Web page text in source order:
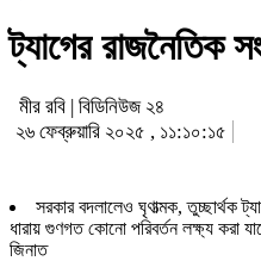
ট্যাগের রাজনৈতিক
মীর রবি | বিডিনিউজ ২৪
২৬ ফেব্রুয়ারি ২০২৫ , ১১:১০:১৫
সরকার বদলালেও ঘৃণাত্মক, তুচ্ছার্থক
ধারায় গুণগত কোনো পরিবর্তন লক্ষ্য করা
জিনাত